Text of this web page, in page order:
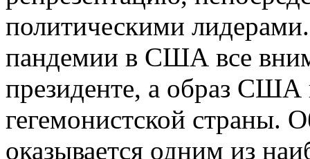
политическими
пандемии в США все
президенте, а образ США
гегемонистской страны.
оказывается одним из